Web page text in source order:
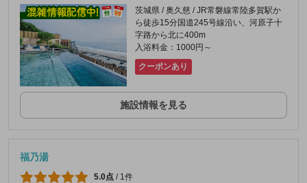
茨城県 / 奥久慈 / JR常磐線常陸多賀駅か
ら徒歩15分国道245号線沿い、河原子十
字路から北に400m
入浴料金：1000円～
クーポンあり
施設情報を見る
福乃湯
5.0点 / 1件